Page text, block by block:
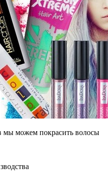
мы можем покрасить волосы